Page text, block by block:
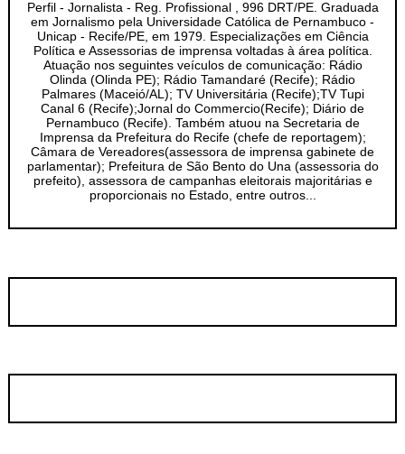
Perfil - Jornalista - Reg. Profissional , 996 DRT/PE. Graduada
em Jornalismo pela Universidade Católica de Pernambuco -
Unicap - Recife/PE, em 1979. Especializações em Ciência
Política e Assessorias de imprensa voltadas à área política.
Atuação nos seguintes veículos de comunicação: Rádio
Olinda (Olinda PE); Rádio Tamandaré (Recife); Rádio
Palmares (Maceió/AL); TV Universitária (Recife);TV Tupi
Canal 6 (Recife);Jornal do Commercio(Recife); Diário de
Pernambuco (Recife). Também atuou na Secretaria de
Imprensa da Prefeitura do Recife (chefe de reportagem);
Câmara de Vereadores(assessora de imprensa gabinete de
parlamentar); Prefeitura de São Bento do Una (assessoria do
prefeito), assessora de campanhas eleitorais majoritárias e
proporcionais no Estado, entre outros...